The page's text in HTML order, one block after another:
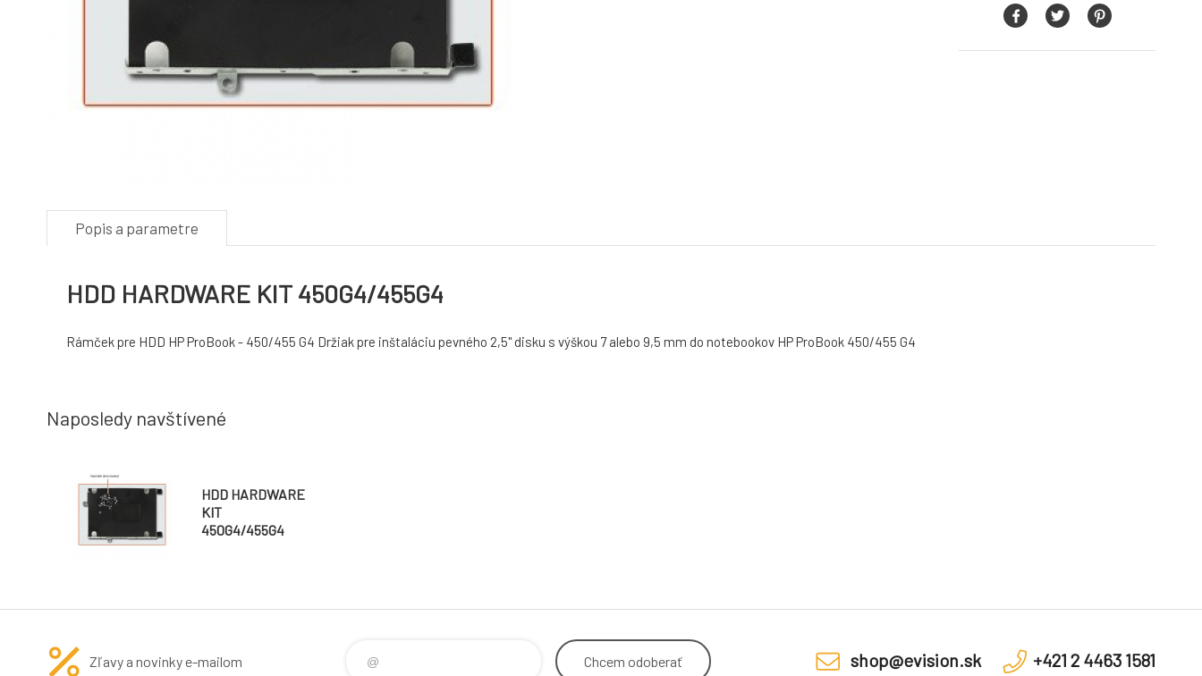
Popis a parametre
HDD HARDWARE KIT 450G4/455G4
Rámček pre HDD HP ProBook - 450/455 G4 Držiak pre inštaláciu pevného 2,5" disku s výškou 7 alebo 9,5 mm do notebookov HP ProBook 450/455 G4
Naposledy navštívené
HDD HARDWARE
KIT
450G4/455G4
Zľavy a novinky e-mailom Chcem odoberať shop@evision.sk +421 2 4463 1581